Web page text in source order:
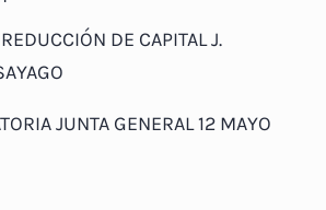
DE CAPITAL J.
JUNTA GENERAL 12 MAYO